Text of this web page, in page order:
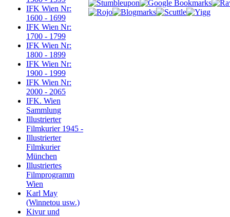
IFK Wien Nr:
1600 - 1699
IFK Wien Nr:
1700 - 1799
IFK Wien Nr:
1800 - 1899
IFK Wien Nr:
1900 - 1999
IFK Wien Nr:
2000 - 2065
IFK. Wien
Sammlung
Illustrierter
Filmkurier 1945 -
Illustrierter
Filmkurier
München
Illustriertes
Filmprogramm
Wien
Karl May
(Winnetou usw.)
Kivur und